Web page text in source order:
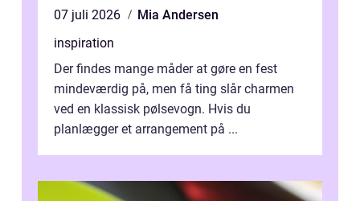
07 juli 2026
Mia Andersen
inspiration
Der findes mange måder at gøre en fest
mindeværdig på, men få ting slår charmen
ved en klassisk pølsevogn. Hvis du
planlægger et arrangement på ...